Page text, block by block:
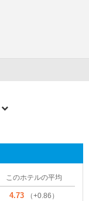
このホテルの平均
4.73 （+0.86）